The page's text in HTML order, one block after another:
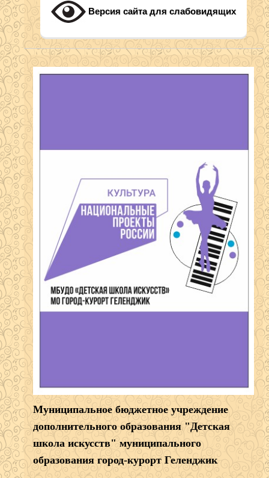
Версия сайта для слабовидящих
Муниципальное бюджетное учреждение
дополнительного образования "Детская
школа искусств" муниципального
образования город-курорт Геленджик